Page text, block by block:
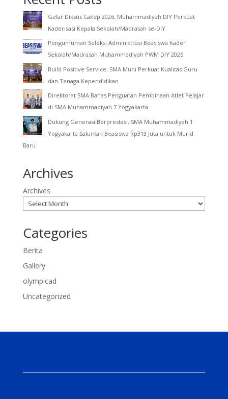
Gelar Diksus Cakep 2026, Muhammadiyah DIY Perkuat
Kaderisasi Kepala Sekolah/Madrasah se-DIY
Pengumuman Seleksi Administrasi Beasiswa Kader
Sekolah/Madrasah Muhammadiyah PWM DIY 2026
Build Positive Service, SMA Muhi Perkuat Kualitas Guru
dan Tenaga Kependidikan
Direktorat SMA Bahas Penguatan Pembinaan Atlet Pelajar
di SMA Muhammadiyah 7 Yogyakarta
Dukung Generasi Berprestasi, SMA Muhammadiyah 1
Yogyakarta Salurkan Beasiswa Rp313 Juta untuk Murid
Baru
Archives
Archives
Categories
Berita
Gallery
olympicad
Uncategorized